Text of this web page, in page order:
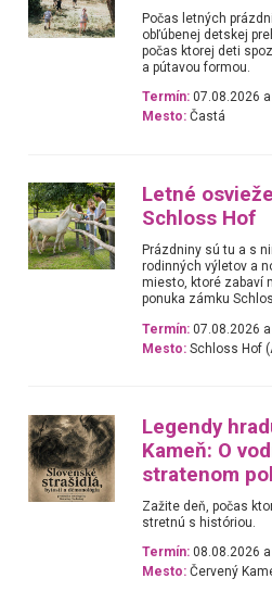
Počas letných
obľúbenej detskej
počas ktorej deti
a pútavou formou.
Termín: 07.08.2026
Mesto: Častá
Letné
Schloss Hof
Prázdniny sú tu a s
rodinných výletov a
miesto, ktoré zabaví
ponuka zámku
Termín: 07.08.2026
Mesto: Schloss Hof
Legendy
Kameň: O
stratenom
Zažite deň, počas
stretnú s históriou.
Termín: 08.08.2026
Mesto: Červený